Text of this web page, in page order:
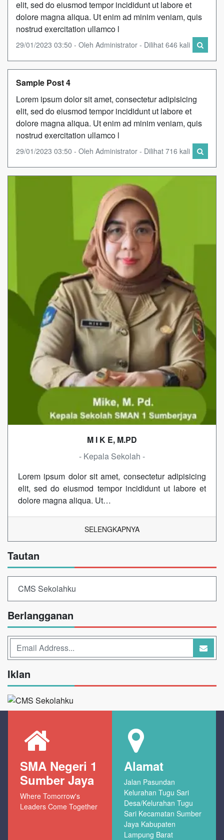
elit, sed do eiusmod tempor incididunt ut labore et
dolore magna aliqua. Ut enim ad minim veniam, quis
nostrud exercitation ullamco l
29/01/2023 03:50 - Oleh Administrator - Dilihat 646 kali
Sample Post 4
Lorem ipsum dolor sit amet, consectetur adipisicing
elit, sed do eiusmod tempor incididunt ut labore et
dolore magna aliqua. Ut enim ad minim veniam, quis
nostrud exercitation ullamco l
29/01/2023 03:50 - Oleh Administrator - Dilihat 716 kali
M I K E, M.PD
- Kepala Sekolah -
Lorem ipsum dolor sit amet, consectetur adipisicing
elit, sed do eiusmod tempor incididunt ut labore et
dolore magna aliqua. Ut…
SELENGKAPNYA
Tautan
CMS Sekolahku
Berlangganan
Iklan
SMA Negeri 1
Sumber Jaya
Where Tomorrow's
Leaders Come Together
Alamat
Jalan Pasundan
Kelurahan Tugu Sari
Desa/Kelurahan Tugu
Sari Kecamatan Sumber
Jaya Kabupaten
Lampung Barat